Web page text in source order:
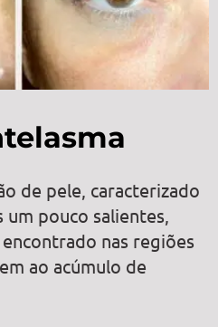
de pele, caracterizado
pouco salientes,
nas regiões
ao acúmulo de